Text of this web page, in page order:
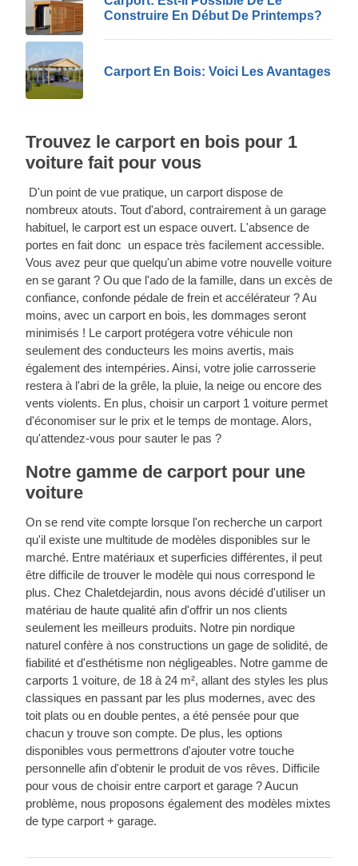
0366320827.
Construire En Début De Printemps?
Carport En Bois: Voici Les Avantages
Trouvez le carport en bois pour 1
voiture fait pour vous
D'un point de vue pratique, un carport dispose de
nombreux atouts. Tout d'abord, contrairement à un garage
habituel, le carport est un espace ouvert. L'absence de
portes en fait donc un espace très facilement accessible.
Vous avez peur que quelqu'un abime votre nouvelle voiture
en se garant ? Ou que l'ado de la famille, dans un excès de
confiance, confonde pédale de frein et accélérateur ? Au
moins, avec un carport en bois, les dommages seront
minimisés ! Le carport protégera votre véhicule non
seulement des conducteurs les moins avertis, mais
également des intempéries. Ainsi, votre jolie carrosserie
restera à l'abri de la grêle, la pluie, la neige ou encore des
vents violents. En plus, choisir un carport 1 voiture permet
d'économiser sur le prix et le temps de montage. Alors,
qu'attendez-vous pour sauter le pas ?
Notre gamme de carport pour une
voiture
On se rend vite compte lorsque l'on recherche un carport
qu'il existe une multitude de modèles disponibles sur le
marché. Entre matériaux et superficies différentes, il peut
être difficile de trouver le modèle qui nous correspond le
plus. Chez Chaletdejardin, nous avons décidé d'utiliser un
matériau de haute qualité afin d'offrir un nos clients
seulement les meilleurs produits. Notre pin nordique
naturel confère à nos constructions un gage de solidité, de
fiabilité et d'esthétisme non négligeables. Notre gamme de
carports 1 voiture, de 18 à 24 m², allant des styles les plus
classiques en passant par les plus modernes, avec des
toit plats ou en double pentes, a été pensée pour que
chacun y trouve son compte. De plus, les options
disponibles vous permettrons d'ajouter votre touche
personnelle afin d'obtenir le produit de vos rêves. Difficile
pour vous de choisir entre carport et garage ? Aucun
problème, nous proposons également des modèles mixtes
de type carport + garage.